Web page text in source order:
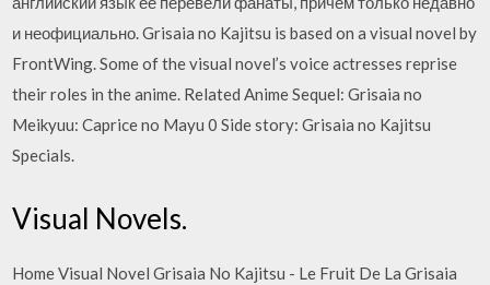
и неофициально. Grisaia no Kajitsu is based on a visual novel by
FrontWing. Some of the visual novel’s voice actresses reprise
their roles in the anime. Related Anime Sequel: Grisaia no
Meikyuu: Caprice no Mayu 0 Side story: Grisaia no Kajitsu
Specials.
Visual Novels.
Home Visual Novel Grisaia No Kajitsu - Le Fruit De La Grisaia